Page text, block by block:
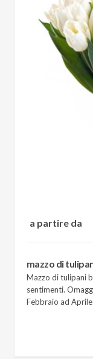
a partire da
mazzo di
Mazzo di tulipani
sentimenti.
Febbraio ad Aprile